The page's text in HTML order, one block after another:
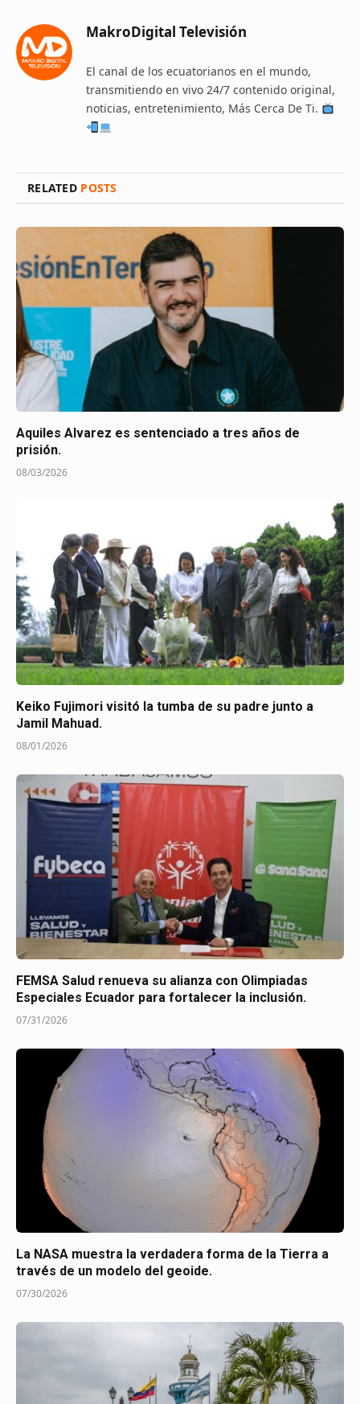
MakroDigital Televisión
El canal de los ecuatorianos en el mundo,
transmitiendo en vivo 24/7 contenido original,
noticias, entretenimiento, Más Cerca De Ti.
RELATED POSTS
Aquiles Alvarez es sentenciado a tres años de
prisión.
08/03/2026
Keiko Fujimori visitó la tumba de su padre junto a
Jamil Mahuad.
08/01/2026
FEMSA Salud renueva su alianza con Olimpiadas
Especiales Ecuador para fortalecer la inclusión.
07/31/2026
La NASA muestra la verdadera forma de la Tierra a
través de un modelo del geoide.
07/30/2026